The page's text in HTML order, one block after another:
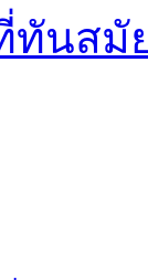
ทันสมั